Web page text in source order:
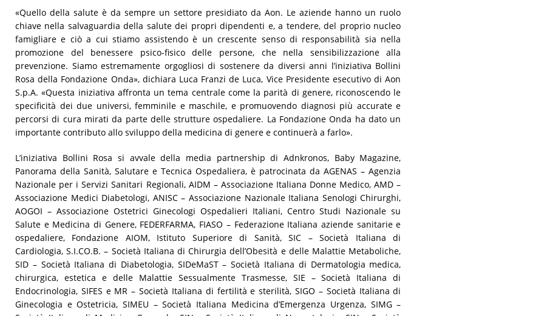
«Quello della salute è da sempre un settore presidiato da Aon. Le aziende hanno un ruolo
chiave nella salvaguardia della salute dei propri dipendenti e, a tendere, del proprio nucleo
famigliare e ciò a cui stiamo assistendo è un crescente senso di responsabilità sia nella
promozione del benessere psico-fisico delle persone, che nella sensibilizzazione alla
prevenzione. Siamo estremamente orgogliosi di sostenere da diversi anni l’iniziativa Bollini
Rosa della Fondazione Onda», dichiara Luca Franzi de Luca, Vice Presidente esecutivo di Aon
S.p.A. «Questa iniziativa affronta un tema centrale come la parità di genere, riconoscendo le
specificità dei due universi, femminile e maschile, e promuovendo diagnosi più accurate e
percorsi di cura mirati da parte delle strutture ospedaliere. La Fondazione Onda ha dato un
importante contributo allo sviluppo della medicina di genere e continuerà a farlo».
L’iniziativa Bollini Rosa si avvale della media partnership di Adnkronos, Baby Magazine,
Panorama della Sanità, Salutare e Tecnica Ospedaliera, è patrocinata da AGENAS – Agenzia
Nazionale per i Servizi Sanitari Regionali, AIDM – Associazione Italiana Donne Medico, AMD –
Associazione Medici Diabetologi, ANISC – Associazione Nazionale Italiana Senologi Chirurghi,
AOGOI – Associazione Ostetrici Ginecologi Ospedalieri Italiani, Centro Studi Nazionale su
Salute e Medicina di Genere, FEDERFARMA, FIASO – Federazione Italiana aziende sanitarie e
ospedaliere, Fondazione AIOM, Istituto Superiore di Sanità, SIC – Società Italiana di
Cardiologia, S.I.CO.B. – Società Italiana di Chirurgia dell’Obesità e delle Malattie Metaboliche,
SID – Società Italiana di Diabetologia, SIDeMaST – Società Italiana di Dermatologia medica,
chirurgica, estetica e delle Malattie Sessualmente Trasmesse, SIE – Società Italiana di
Endocrinologia, SIFES e MR – Società Italiana di fertilità e sterilità, SIGO – Società Italiana di
Ginecologia e Ostetricia, SIMEU – Società Italiana Medicina d’Emergenza Urgenza, SIMG –